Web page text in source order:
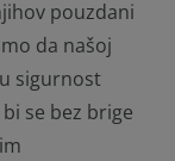
pouzdani
da našoj
sigurnost
se bez brige